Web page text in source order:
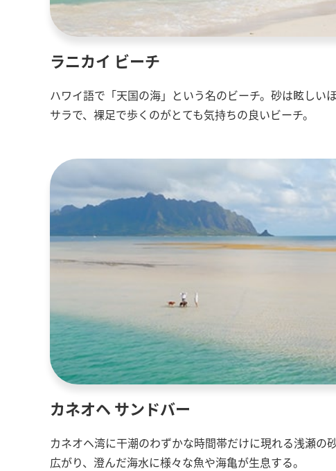
ラニカイ ビーチ
ハワイ語で「天国の海」という名のビーチ。砂は眩しい
サラで、裸足で歩くのがとても気持ちの良いビーチ。
カネオヘ サンドバー
カネオヘ湾に干潮のわずかな時間帯だけに現れる浅瀬の
広がり、澄んだ海水に様々な魚や海亀が生息する。